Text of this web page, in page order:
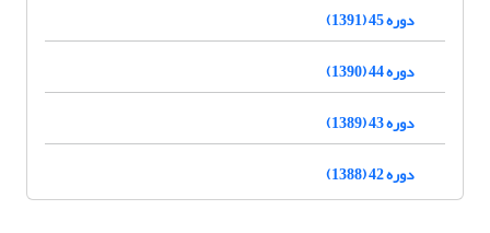
دوره 45 (1391)
دوره 44 (1390)
دوره 43 (1389)
دوره 42 (1388)